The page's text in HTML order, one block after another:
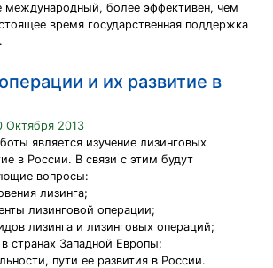
международный, более эффективен, чем
время государственная поддержка
и их развитие в
Октября 2013
является изучение лизинговых
в России. В связи с этим будут
вопросы:
лизинга;
лизинговой операции;
лизинга и лизинговых операций;
странах Западной Европы;
пути ее развития в России.